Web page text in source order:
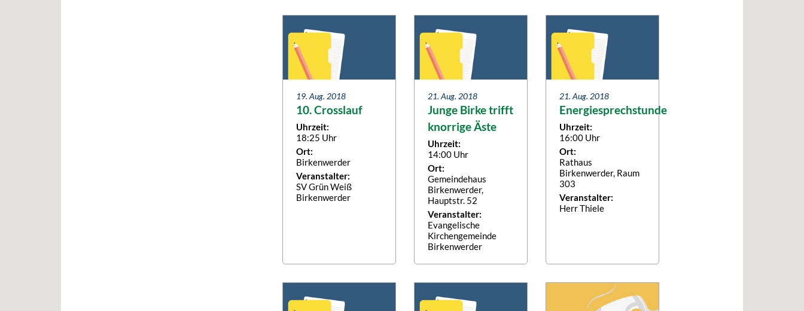
19. Aug. 2018
10. Crosslauf
Uhrzeit:
18:25 Uhr
Ort:
Birkenwerder
Veranstalter:
SV Grün Weiß
Birkenwerder
21. Aug. 2018
Junge Birke trifft
knorrige Äste
Uhrzeit:
14:00 Uhr
Ort:
Gemeindehaus
Birkenwerder,
Hauptstr. 52
Veranstalter:
Evangelische
Kirchengemeinde
Birkenwerder
21. Aug. 2018
Energiesprechstunde
Uhrzeit:
16:00 Uhr
Ort:
Rathaus
Birkenwerder, Raum
303
Veranstalter:
Herr Thiele